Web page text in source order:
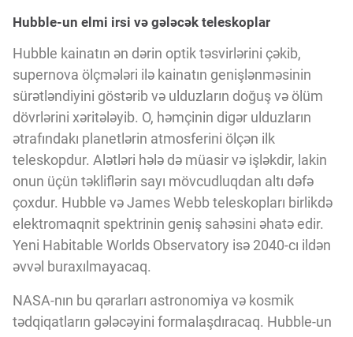
Hubble-un elmi irsi və gələcək teleskoplar
Hubble kainatın ən dərin optik təsvirlərini çəkib,
supernova ölçmələri ilə kainatın genişlənməsinin
sürətləndiyini göstərib və ulduzların doğuş və ölüm
dövrlərini xəritələyib. O, həmçinin digər ulduzların
ətrafındakı planetlərin atmosferini ölçən ilk
teleskopdur. Alətləri hələ də müasir və işləkdir, lakin
onun üçün təkliflərin sayı mövcudluqdan altı dəfə
çoxdur. Hubble və James Webb teleskopları birlikdə
elektromaqnit spektrinin geniş sahəsini əhatə edir.
Yeni Habitable Worlds Observatory isə 2040-cı ildən
əvvəl buraxılmayacaq.
NASA-nın bu qərarları astronomiya və kosmik
tədqiqatların gələcəyini formalaşdıracaq. Hubble-un